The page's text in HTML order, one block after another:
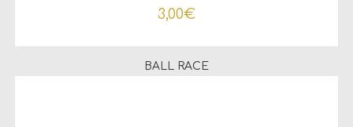
3,00€
BALL RACE